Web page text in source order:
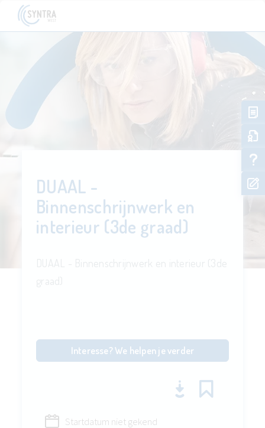
DUAAL -
Binnenschrijnwerk en
interieur (3de graad)
Interesse? We helpen je verder
Startdatum niet gekend